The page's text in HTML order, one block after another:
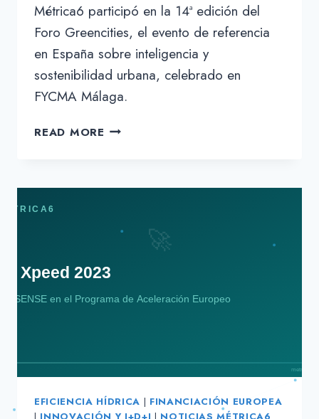
Métrica6 participó en la 14ª edición del
Foro Greencities, el evento de referencia
en España sobre inteligencia y
sostenibilidad urbana, celebrado en
FYCMA Málaga.
READ MORE MÉTRICA6
INTELIGENCIA
URBANA
Y
SOSTENIBILIDAD
EN
EFICIENCIA HÍDRICA | FINANCIACIÓN EUROPEA